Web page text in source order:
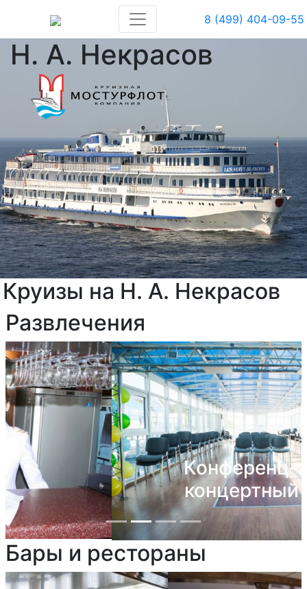
8 (499) 404-09-55
Н. А. Некрасов
Круизы на Н. А. Некрасов
Развлечения
Конференц-зал/
концертный зал
Previous
Next
Бары и рестораны